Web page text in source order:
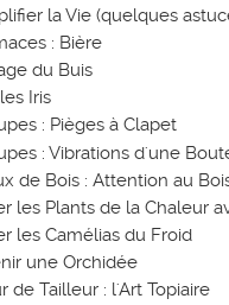
la Vie (quelques
: Bière
du Buis
Iris
: Pièges à Clapet
: Vibrations d'une
de Bois : Attention au
les Plants de la Chaleur
les Camélias du Froid
une Orchidée
de Tailleur : l'Art Topiaire